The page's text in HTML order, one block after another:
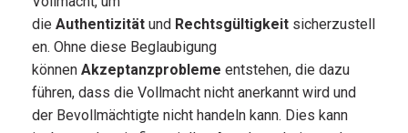
die Authentizität und Rechtsgültigkeit sicherzustell
en. Ohne diese Beglaubigung
können Akzeptanzprobleme entstehen, die dazu
führen, dass die Vollmacht nicht anerkannt wird und
der Bevollmächtigte nicht handeln kann. Dies kann